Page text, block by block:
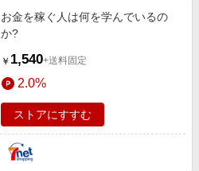
お金を稼ぐ人は何を学んでいるの
か?
￥ 1,540+送料固定
2.0%
ストアにすすむ